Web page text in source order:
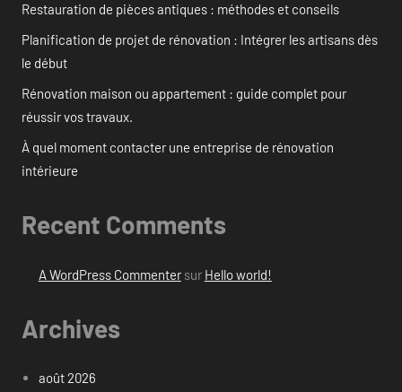
Restauration de pièces antiques : méthodes et conseils
Planification de projet de rénovation : Intégrer les artisans dès
le début
Rénovation maison ou appartement : guide complet pour
réussir vos travaux.
À quel moment contacter une entreprise de rénovation
intérieure
Recent Comments
A WordPress Commentersur Hello world!
Archives
août 2026